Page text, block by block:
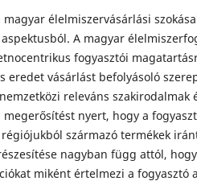
élelmiszervásárlási
A magyar
fogyasztói
eredet vásárlást befolyásoló
releváns szakirodalmak
nyert, hogy a
származó termékek
nagyban függ attól,
miként értelmezi a fogyasztó